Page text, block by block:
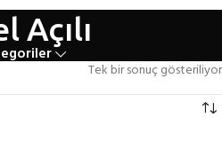
Açılı
Tek bir sonuç gösteriliyor